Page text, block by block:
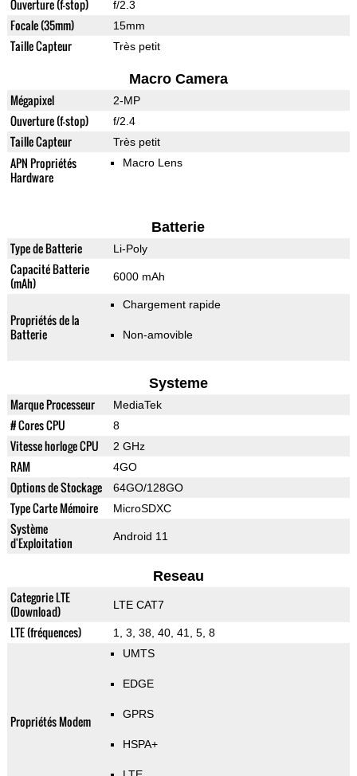
Ouverture (f-stop) f/2.3
Focale (35mm) 15mm
Taille Capteur Très petit
Macro Camera
Mégapixel 2-MP
Ouverture (f-stop) f/2.4
Taille Capteur Très petit
APN Propriétés
Hardware
Macro Lens
Batterie
Type de Batterie Li-Poly
Capacité Batterie
(mAh)
6000 mAh
Propriétés de la
Batterie
Chargement rapide
Non-amovible
Systeme
Marque Processeur MediaTek
# Cores CPU 8
Vitesse horloge CPU 2 GHz
RAM 4GO
Options de Stockage 64GO/128GO
Type Carte Mémoire MicroSDXC
Système
d'Exploitation
Android 11
Reseau
Categorie LTE
(Download)
LTE CAT7
LTE (fréquences) 1, 3, 38, 40, 41, 5, 8
Propriétés Modem
UMTS
EDGE
GPRS
HSPA+